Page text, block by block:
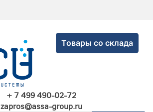
Товары со склада
+ 7 499 490-02-72
zapros@assa-group.ru